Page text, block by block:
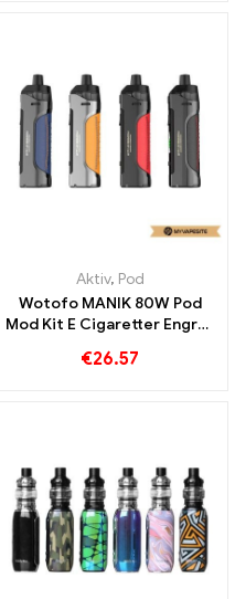
Aktiv, Pod
Wotofo MANIK 80W Pod
Mod Kit E Cigaretter Engros
€26.57